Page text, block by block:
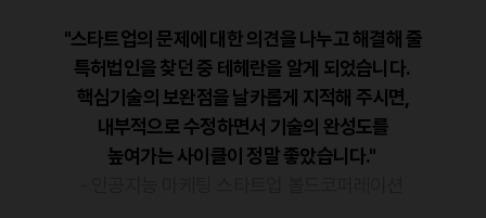
"스타트업의 문제에 대한 의견을 나누고 해결해 줄
특허법인을 찾던 중 테헤란을 알게 되었습니다.
핵심기술의 보완점을 날카롭게 지적해 주시면,
내부적으로 수정하면서 기술의 완성도를
높여가는 사이클이 정말 좋았습니다."